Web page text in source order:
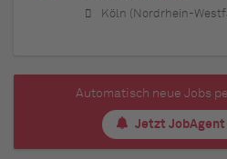
Köln (Nordrhein-Westfalen), Berlin, Hamburg, 25421 Pinneberg (Schleswig-Holstein), Wedel (Schleswig-Holstein), Elmshorn (Schleswig-Holstein), 25451 Quickborn (Schleswig-Holstein), 24568 Kaltenkirchen (Schleswig-Holstein), 25436 Uetersen (Schleswig-Holstein), Ahrensburg (Schleswig-Holstein), 22941 Bargteheide (Schleswig-Holstein), 21465 Reinbek (Schleswig-Holstein), 21614 Buxtehude (Niedersachsen), Stade (Niedersachsen), 21244 Buchholz in der Nordheide (Niedersachsen), 21423 Winsen (Luhe)
Automatisch neue Jobs
Jetzt